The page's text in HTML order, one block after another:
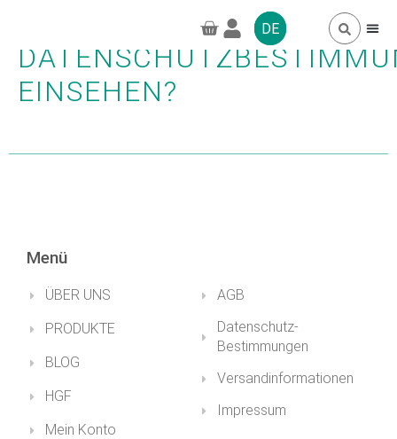
DE
WO KANN ICH DIE
EINSEHEN?
Menü
ÜBER UNS
PRODUKTE
BLOG
HGF
Mein Konto
AGB
Datenschutz-
Bestimmungen
Versandinformationen
Impressum